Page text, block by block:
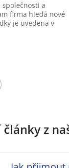
a
firma hledá nové
je uvedena v
z